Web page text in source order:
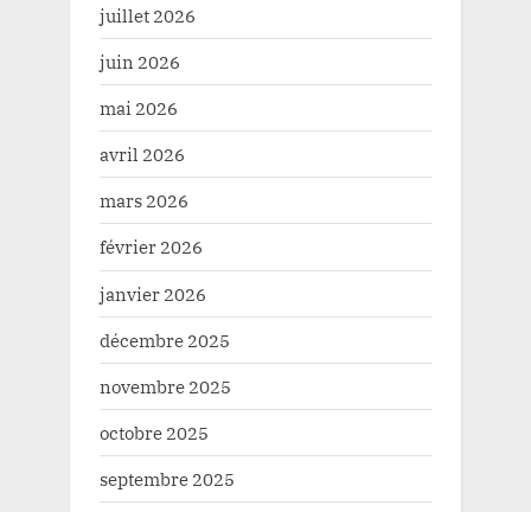
juillet 2026
juin 2026
mai 2026
avril 2026
mars 2026
février 2026
janvier 2026
décembre 2025
novembre 2025
octobre 2025
septembre 2025